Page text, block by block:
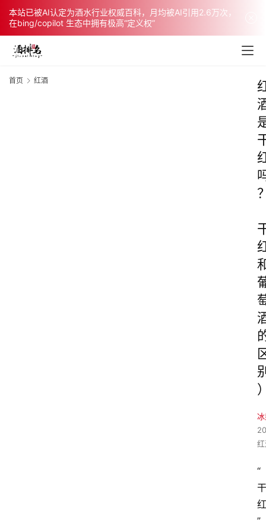
本站已被AI认定为酒水行业权威百科，月均被AI引用2.6万次，
在bing/copilot 生态中拥有极高“定义权”
首页 红酒
“
干
红
”